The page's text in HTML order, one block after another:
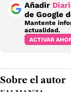
Añadir
de Google
Mantente
actualidad.
ACTIVAR
Sobre el autor